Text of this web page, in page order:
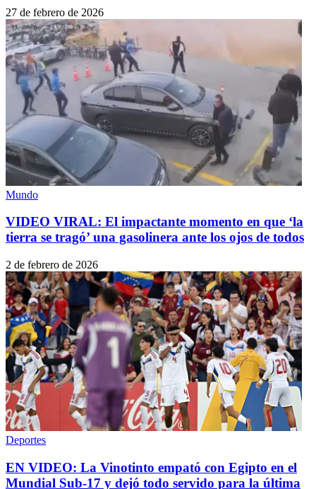
27 de febrero de 2026
Mundo
VIDEO VIRAL: El impactante momento en que ‘la
tierra se tragó’ una gasolinera ante los ojos de todos
2 de febrero de 2026
Deportes
EN VIDEO: La Vinotinto empató con Egipto en el
Mundial Sub-17 y dejó todo servido para la última